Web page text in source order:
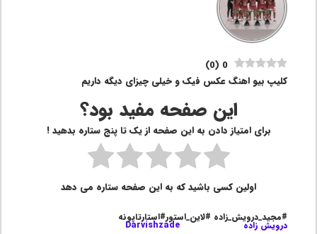
0
(
0
)
کلیپ بیو اهنگ عکس فیک و خیلی چیزای دیگه داریم
این صفحه مفید بود؟
برای امتیاز دادن به این صفحه از یک تا پنج ستاره بدهید !
اولین کسی باشید که به این صفحه ستاره می دهد
#مجید_درویش_زاده #لاین_استور#استارتاپونه
درویش زاده Darvishzade